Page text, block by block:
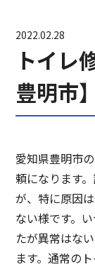
2022.02.28
トイレ
豊明市】
愛知県豊明市
頼になります
が、特に原因
ない様です。
たが異常はな
ます。通常の